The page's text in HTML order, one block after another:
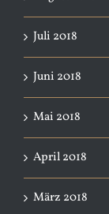
Juli 2018
Juni 2018
Mai 2018
April 2018
März 2018